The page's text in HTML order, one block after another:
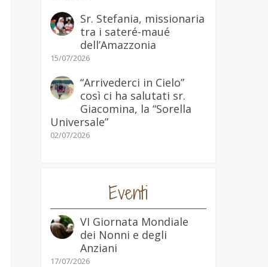
Sr. Stefania, missionaria
tra i sateré-maué
dell’Amazzonia
15/07/2026
“Arrivederci in Cielo”
così ci ha salutati sr.
Giacomina, la “Sorella
Universale”
02/07/2026
Eventi
VI Giornata Mondiale
dei Nonni e degli
Anziani
17/07/2026